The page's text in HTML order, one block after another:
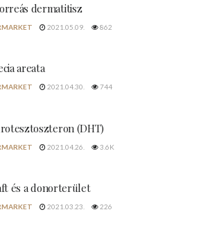
dermatitisz
2021.05.09. 862
areata
2021.04.30. 744
(DHT)
2021.04.26. 3.6K
és a donorterület
2021.03.23. 226